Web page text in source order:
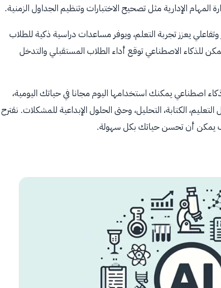
الإدارية مثل تصحيح الاختبارات وتنظيم الجداول الزمنية.
يعزز تجربة التعلم، ويوفر مساعدات دراسية ذكية للطلاب
للذكاء الاصطناعي توقع أداء الطلاب المستقبلي والتدخل
اصطناعي يمكنك استخدامها اليوم مجانا في حياتك اليومية،
الكتابة، التحليل، وحتى الحلول الإبداعية للمشكلات. نقترح
يمكن أن تحسن حياتك بكل سهولة.